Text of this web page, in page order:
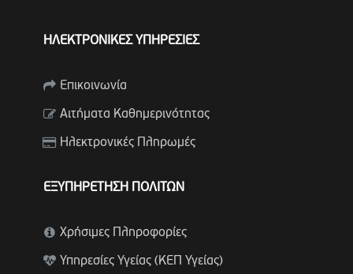
ΗΛΕΚΤΡΟΝΙΚΕΣ ΥΠΗΡΕΣΙΕΣ
Επικοινωνία
Αιτήματα Καθημερινότητας
Ηλεκτρονικές Πληρωμές
ΕΞΥΠΗΡΕΤΗΣΗ ΠΟΛΙΤΩΝ
Χρήσιμες Πληροφορίες
Υπηρεσίες Υγείας (ΚΕΠ Υγείας)